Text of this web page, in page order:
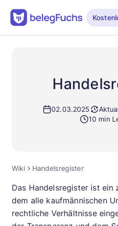
02.03.2025
10 min
Wiki Handelsregister
Das Handelsregister ist ein
dem alle kaufmännischen
rechtliche Verhältnisse